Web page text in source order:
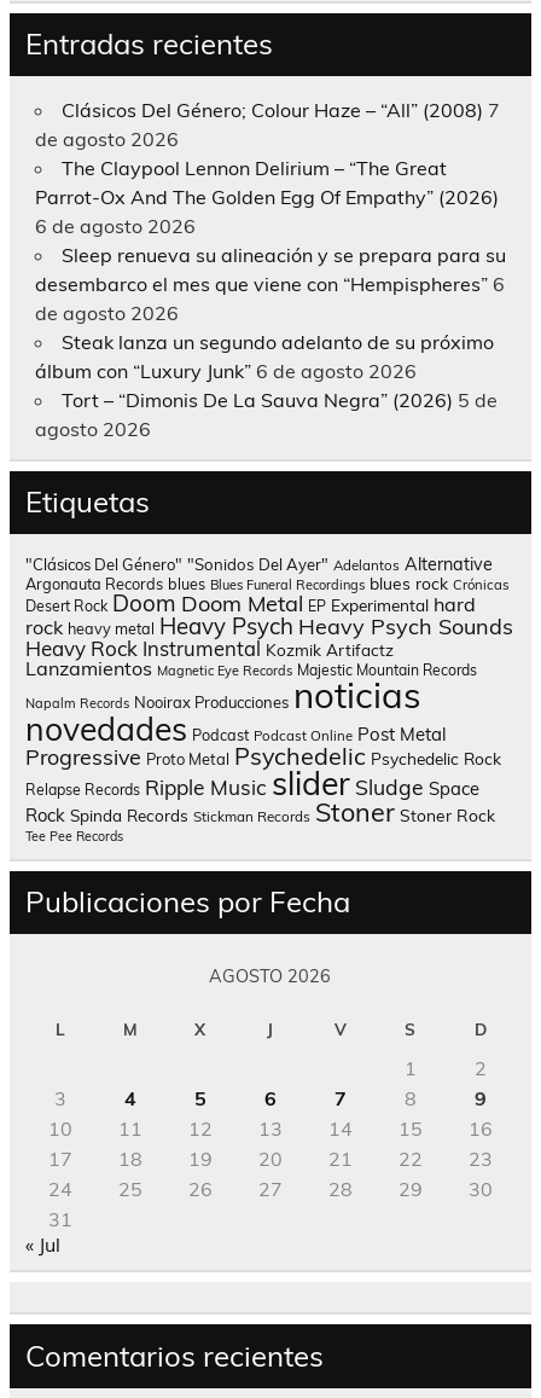
Entradas recientes
Clásicos Del Género; Colour Haze – “All” (2008) 7
de agosto 2026
The Claypool Lennon Delirium – “The Great
Parrot-Ox And The Golden Egg Of Empathy” (2026)
6 de agosto 2026
Sleep renueva su alineación y se prepara para su
desembarco el mes que viene con “Hempispheres” 6
de agosto 2026
Steak lanza un segundo adelanto de su próximo
álbum con “Luxury Junk” 6 de agosto 2026
Tort – “Dimonis De La Sauva Negra” (2026) 5 de
agosto 2026
Etiquetas
"Clásicos Del Género" "Sonidos Del Ayer" Adelantos Alternative
Argonauta Records blues Blues Funeral Recordings blues rock Crónicas
Desert Rock Doom Doom Metal EP Experimental hard
rock heavy metal Heavy Psych Heavy Psych Sounds
Heavy Rock Instrumental Kozmik Artifactz
Lanzamientos Magnetic Eye Records Majestic Mountain Records
Napalm Records Nooirax Producciones noticias
novedades Podcast Podcast Online Post Metal
Progressive Proto Metal Psychedelic Psychedelic Rock
Relapse Records Ripple Music slider Sludge Space
Rock Spinda Records Stickman Records Stoner Stoner Rock
Tee Pee Records
Publicaciones por Fecha
AGOSTO 2026
L M X J V S D
1
2
3
4 5 6 7 8
9
10
11 12 13 14 15
16
17
18 19 20 21 22
23
24
25 26 27 28 29
30
31
« Jul
Comentarios recientes